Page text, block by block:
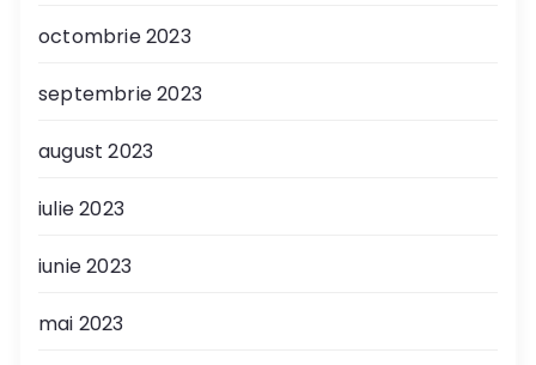
octombrie 2023
septembrie 2023
august 2023
iulie 2023
iunie 2023
mai 2023